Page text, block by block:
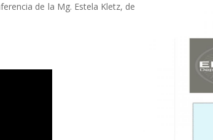
de la Mg. Estela Kletz, de